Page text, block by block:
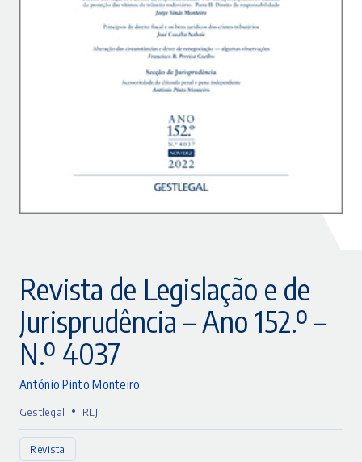
Revista de Legislação e de
Jurisprudência – Ano 152.º –
N.º 4037
António Pinto Monteiro
Gestlegal • RLJ
Revista